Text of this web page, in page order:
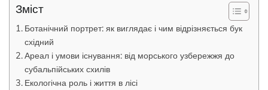
Зміст
Ботанічний портрет: як виглядає і чим відрізняється бук
східний
Ареал і умови існування: від морського узбережжя до
субальпійських схилів
Екологічна роль і життя в лісі